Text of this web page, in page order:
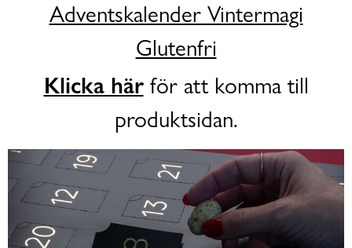
Adventskalender Vintermagi
Glutenfri
Klicka härför att komma till
produktsidan.